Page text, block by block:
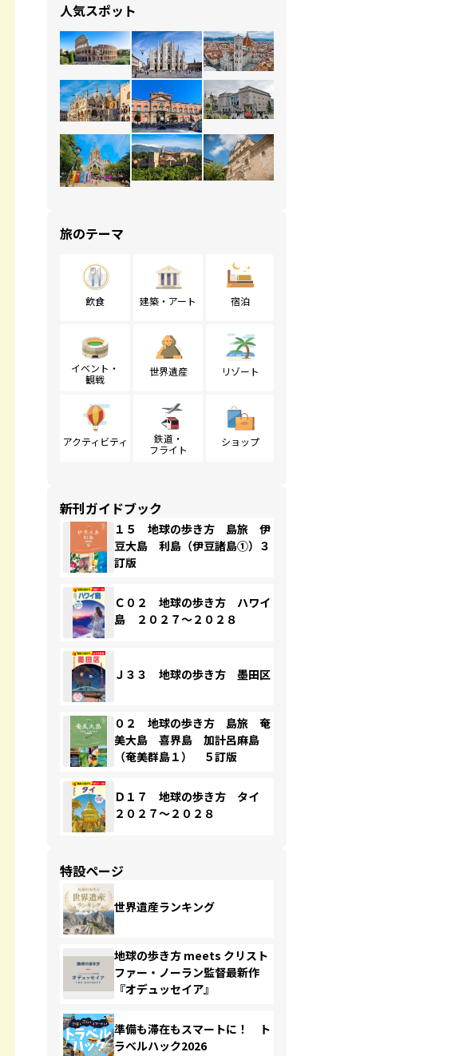
人気スポット
旅のテーマ
飲食 建築・アート 宿泊
イベント・
観戦
世界遺産 リゾート
アクティビティ
鉄道・
フライト
ショップ
新刊ガイドブック
１５ 地球の歩き方 島旅 伊
豆大島 利島（伊豆諸島①）３
訂版
Ｃ０２ 地球の歩き方 ハワイ
島 ２０２７～２０２８
Ｊ３３ 地球の歩き方 墨田区
０２ 地球の歩き方 島旅 奄
美大島 喜界島 加計呂麻島
（奄美群島１） ５訂版
Ｄ１７ 地球の歩き方 タイ
２０２７～２０２８
特設ページ
世界遺産ランキング
地球の歩き方 meets クリスト
ファー・ノーラン監督最新作
『オデュッセイア』
準備も滞在もスマートに！ ト
ラベルハック2026